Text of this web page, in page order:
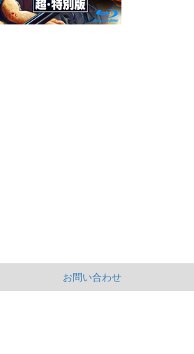
お問い合わせ